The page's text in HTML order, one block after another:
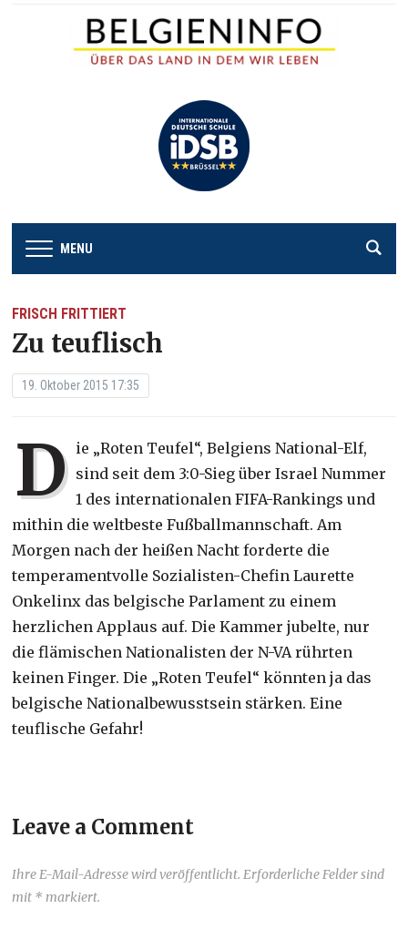
MENU
FRISCH FRITTIERT
Zu teuflisch
19. Oktober 2015 17:35
D ie „Roten Teufel“, Belgiens National-Elf,
sind seit dem 3:0-Sieg über Israel Nummer
1 des internationalen FIFA-Rankings und
mithin die weltbeste Fußballmannschaft. Am
Morgen nach der heißen Nacht forderte die
temperamentvolle Sozialisten-Chefin Laurette
Onkelinx das belgische Parlament zu einem
herzlichen Applaus auf. Die Kammer jubelte, nur
die flämischen Nationalisten der N-VA rührten
keinen Finger. Die „Roten Teufel“ könnten ja das
belgische Nationalbewusstsein stärken. Eine
teuflische Gefahr!
Leave a Comment
Ihre E-Mail-Adresse wird veröffentlicht. Erforderliche Felder sind
mit * markiert.